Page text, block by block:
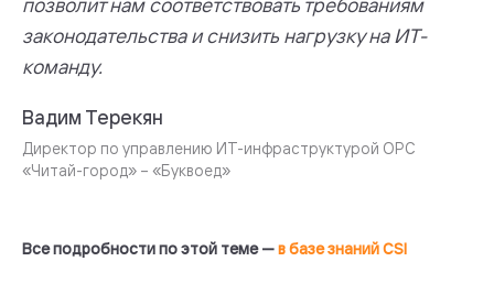
законодательства и снизить нагрузку на ИТ-
команду.
Вадим Терекян
Директор по управлению ИТ-инфраструктурой ОРС
«Читай-город» – «Буквоед»
Все подробности по этой теме —в базе знаний CSI